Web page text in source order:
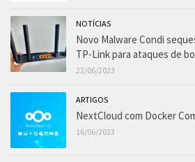
NOTÍCIAS
Novo Malware Condi
TP-Link para ataques de
22/06/2023
ARTIGOS
NextCloud com Docker
16/06/2023